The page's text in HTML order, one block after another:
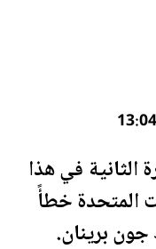
الثانية في هذا
المتحدةخطأً
برينان.